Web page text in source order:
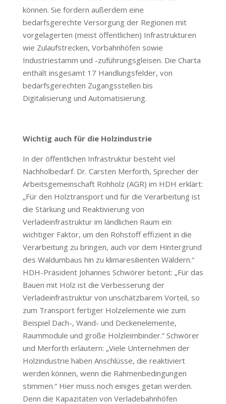
können. Sie fordern außerdem eine
bedarfsgerechte Versorgung der Regionen mit
vorgelagerten (meist öffentlichen) Infrastrukturen
wie Zulaufstrecken, Vorbahnhöfen sowie
Industriestamm und -zuführungsgleisen. Die Charta
enthält insgesamt 17 Handlungsfelder, von
bedarfsgerechten Zugangsstellen bis
Digitalisierung und Automatisierung.
Wichtig auch für die Holzindustrie
In der öffentlichen Infrastruktur besteht viel
Nachholbedarf. Dr. Carsten Merforth, Sprecher der
Arbeitsgemeinschaft Rohholz (AGR) im HDH erklärt:
„Für den Holztransport und für die Verarbeitung ist
die Stärkung und Reaktivierung von
Verladeinfrastruktur im ländlichen Raum ein
wichtiger Faktor, um den Rohstoff effizient in die
Verarbeitung zu bringen, auch vor dem Hintergrund
des Waldumbaus hin zu klimaresilienten Wäldern.“
HDH-Präsident Johannes Schwörer betont: „Für das
Bauen mit Holz ist die Verbesserung der
Verladeinfrastruktur von unschätzbarem Vorteil, so
zum Transport fertiger Holzelemente wie zum
Beispiel Dach-, Wand- und Deckenelemente,
Raummodule und große Holzleimbinder.“ Schwörer
und Merforth erläutern: „Viele Unternehmen der
Holzindustrie haben Anschlüsse, die reaktiviert
werden können, wenn die Rahmenbedingungen
stimmen.“ Hier muss noch einiges getan werden.
Denn die Kapazitäten von Verladebahnhöfen